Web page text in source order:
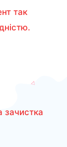
так
зачистка